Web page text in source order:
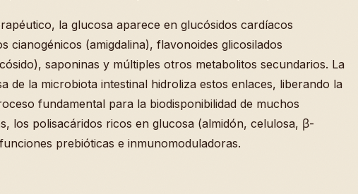
la glucosa aparece en glucósidos cardíacos
cianogénicos (amigdalina), flavonoides glicosilados
saponinas y múltiples otros metabolitos secundarios. La
de la microbiota intestinal hidroliza estos enlaces, liberando la
fundamental para la biodisponibilidad de muchos
los polisacáridos ricos en glucosa (almidón, celulosa, β-
prebióticas e inmunomoduladoras.